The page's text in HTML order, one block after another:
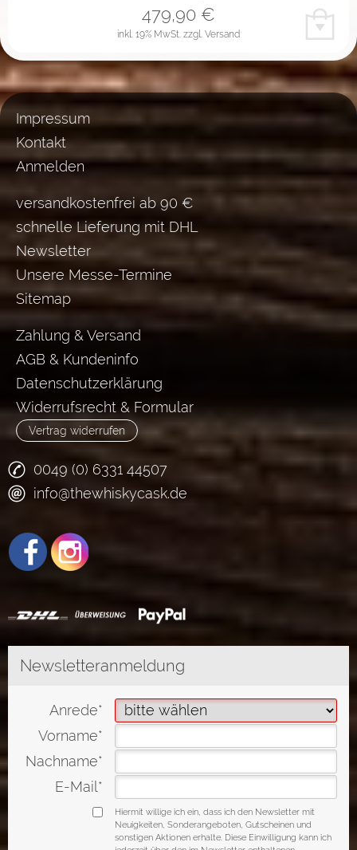
inkl. 19% MwSt. zzgl. Versand
479,90 €
Impressum
Kontakt
Anmelden
versandkostenfrei ab 90 €
schnelle Lieferung mit DHL
Newsletter
Unsere Messe-Termine
Sitemap
Zahlung & Versand
AGB & Kundeninfo
Datenschutzerklärung
Widerrufsrecht & Formular
Vertrag widerrufen
0049 (0) 6331 44507
info@thewhiskycask.de